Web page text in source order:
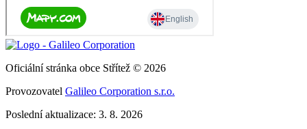
Oficiální stránka obce Střítež © 2026
Provozovatel Galileo Corporation s.r.o.
Poslední aktualizace: 3. 8. 2026